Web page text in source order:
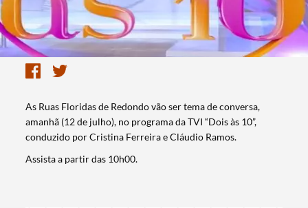
As Ruas Floridas de Redondo vão ser tema de conversa,
amanhã (12 de julho), no programa da TVI “Dois às 10”,
conduzido por Cristina Ferreira e Cláudio Ramos.
Assista a partir das 10h00.